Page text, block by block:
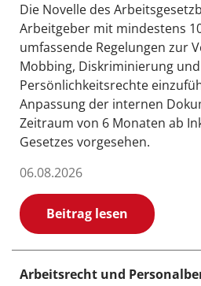
Die Novelle des
Arbeitgeber mit mindestens
umfassende Regelungen zur
Mobbing, Diskriminierung
Persönlichkeitsrechte
Anpassung der internen
Zeitraum von 6 Monaten ab
Gesetzes vorgesehen.
06.08.2026
Beitrag lesen
Arbeitsrecht und